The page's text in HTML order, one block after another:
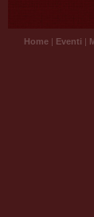
Home | Eventi |